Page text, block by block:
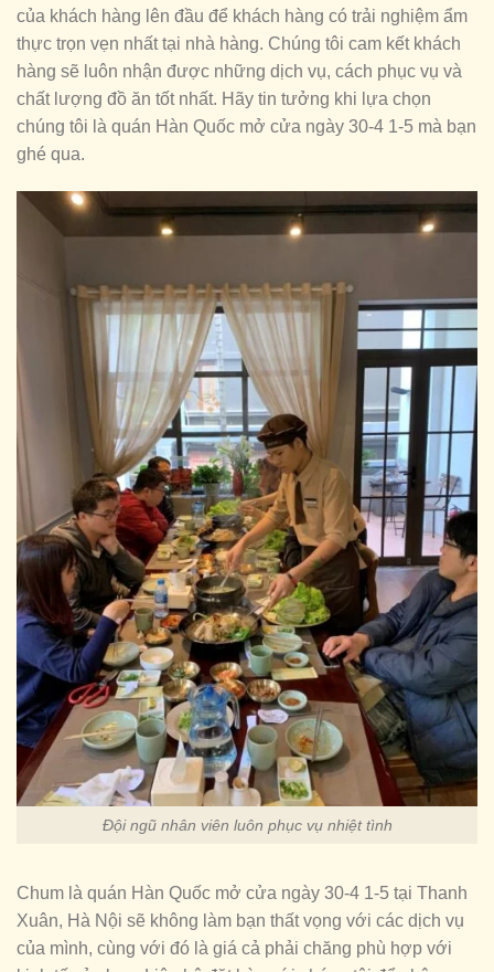
của khách hàng lên đầu để khách hàng có trải nghiệm ẩm
thực trọn vẹn nhất tại nhà hàng. Chúng tôi cam kết khách
hàng sẽ luôn nhận được những dịch vụ, cách phục vụ và
chất lượng đồ ăn tốt nhất. Hãy tin tưởng khi lựa chọn
chúng tôi là quán Hàn Quốc mở cửa ngày 30-4 1-5 mà bạn
ghé qua.
Đội ngũ nhân viên luôn phục vụ nhiệt tình
Chum là quán Hàn Quốc mở cửa ngày 30-4 1-5 tại Thanh
Xuân, Hà Nội sẽ không làm bạn thất vọng với các dịch vụ
của mình, cùng với đó là giá cả phải chăng phù hợp với